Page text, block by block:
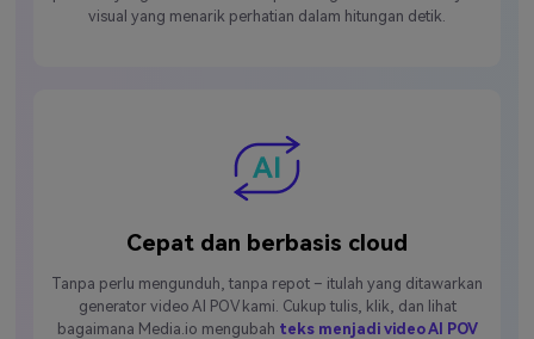
visual yang menarik perhatian dalam hitungan detik.
Cepat dan berbasis cloud
Tanpa perlu mengunduh, tanpa repot – itulah yang ditawarkan
generator video AI POV kami. Cukup tulis, klik, dan lihat
bagaimana Media.io mengubah teks menjadi video AI POV